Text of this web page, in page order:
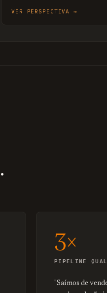
VER PERSPECTIVA →
.
3×
PIPELINE
"Saímos de